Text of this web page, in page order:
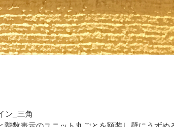
ン_三角